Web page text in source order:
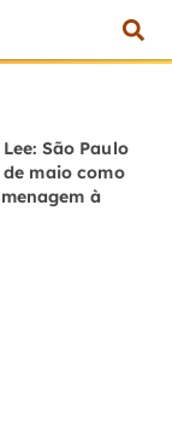
São Paulo
maio como
à